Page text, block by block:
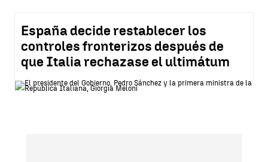
España decide restablecer los
controles fronterizos después de
que Italia rechazase el ultimátum